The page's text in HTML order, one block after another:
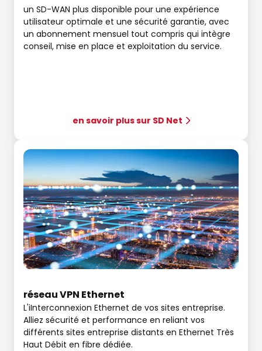
un SD-WAN plus disponible pour une expérience
utilisateur optimale et une sécurité garantie, avec
un abonnement mensuel tout compris qui intègre
conseil, mise en place et exploitation du service.
en savoir plus sur SD Net
réseau VPN Ethernet
L'iInterconnexion Ethernet de vos sites entreprise.
Alliez sécurité et performance en reliant vos
différents sites entreprise distants en Ethernet Très
Haut Débit en fibre dédiée.